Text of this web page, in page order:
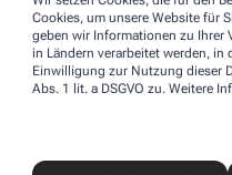
Cookies, um unsere Website für
geben wir Informationen zu Ihrer
in Ländern verarbeitet werden, in
Einwilligung zur Nutzung dieser
Abs. 1 lit. a DSGVO zu. Weitere